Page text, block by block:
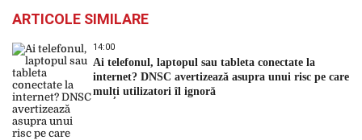
ARTICOLE SIMILARE
14:00
Ai telefonul, laptopul sau tableta conectate la
internet? DNSC avertizează asupra unui risc pe care
mulți utilizatori îl ignoră